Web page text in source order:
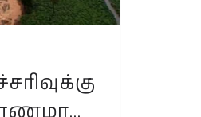
Debris